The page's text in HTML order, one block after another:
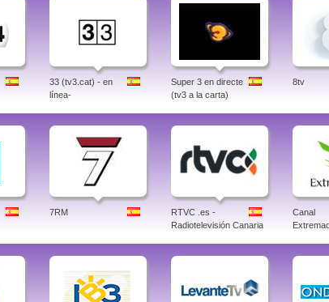
33 (tv3.cat) - en
línea-
Super 3 en directe
(tv3 a la carta)
8tv
7RM
RTVC .es -
Radiotelevisión Canaria
Canal